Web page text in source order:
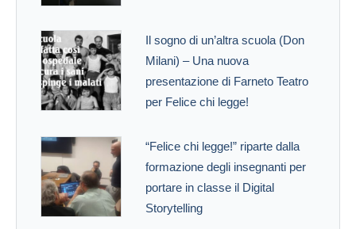
Il sogno di un’altra scuola (Don
Milani) – Una nuova
presentazione di Farneto Teatro
per Felice chi legge!
“Felice chi legge!” riparte dalla
formazione degli insegnanti per
portare in classe il Digital
Storytelling